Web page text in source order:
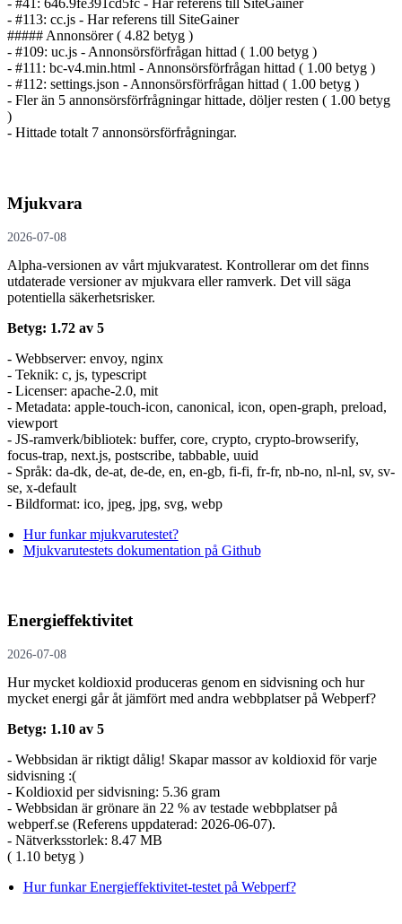
- #41: 646.9fe391cd5fc - Har referens till SiteGainer
- #113: cc.js - Har referens till SiteGainer
##### Annonsörer ( 4.82 betyg )
- #109: uc.js - Annonsörs­förfrågan hittad ( 1.00 betyg )
- #111: bc-v4.min.html - Annonsörs­förfrågan hittad ( 1.00 betyg )
- #112: settings.json - Annonsörs­förfrågan hittad ( 1.00 betyg )
- Fler än 5 annonsörs­förfrågningar hittade, döljer resten ( 1.00 betyg
)
- Hittade totalt 7 annonsörs­förfrågningar.
Mjukvara
2026-07-08
Alpha-versionen av vårt mjukvaratest. Kontrollerar om det finns
utdaterade versioner av mjukvara eller ramverk. Det vill säga
potentiella säkerhetsrisker.
Betyg: 1.72 av 5
- Webbserver: envoy, nginx
- Teknik: c, js, typescript
- Licenser: apache-2.0, mit
- Metadata: apple-touch-icon, canonical, icon, open-graph, preload,
viewport
- JS-ramverk/bibliotek: buffer, core, crypto, crypto-browserify,
focus-trap, next.js, postscribe, tabbable, uuid
- Språk: da-dk, de-at, de-de, en, en-gb, fi-fi, fr-fr, nb-no, nl-nl, sv, sv-
se, x-default
- Bildformat: ico, jpeg, jpg, svg, webp
Hur funkar mjukvarutestet?
Mjukvarutestets dokumentation på Github
Energieffektivitet
2026-07-08
Hur mycket koldioxid produceras genom en sidvisning och hur
mycket energi går åt jämfört med andra webbplatser på Webperf?
Betyg: 1.10 av 5
- Webbsidan är riktigt dålig! Skapar massor av koldioxid för varje
sidvisning :(
- Koldioxid per sidvisning: 5.36 gram
- Webbsidan är grönare än 22 % av testade webbplatser på
webperf.se (Referens uppdaterad: 2026-06-07).
- Nätverksstorlek: 8.47 MB
( 1.10 betyg )
Hur funkar Energieffektivitet-testet på Webperf?